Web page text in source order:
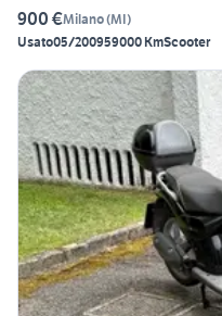
900 €Milano(MI)
Usato05/200959000 KmScooter